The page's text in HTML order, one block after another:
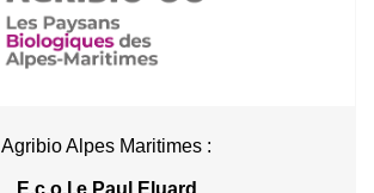
Agribio Alpes Maritimes :
E.c.o.l.e Paul Eluard